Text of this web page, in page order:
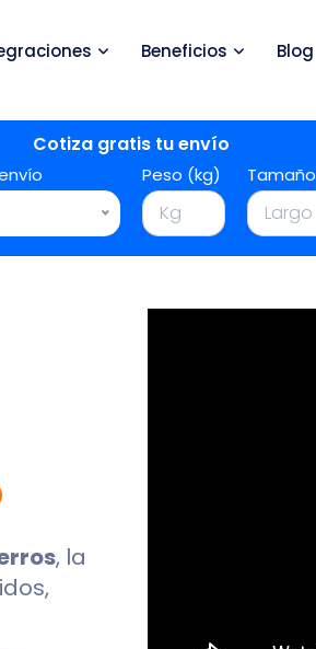
Beneficios Blog
Cotiza gratis tu envío
Peso (kg)
, la